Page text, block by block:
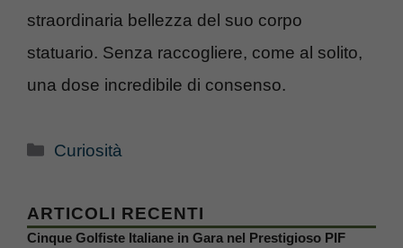
straordinaria bellezza del suo corpo
statuario. Senza raccogliere, come al solito,
una dose incredibile di consenso.
Categorie
Curiosità
ARTICOLI RECENTI
Cinque Golfiste Italiane in Gara nel Prestigioso PIF